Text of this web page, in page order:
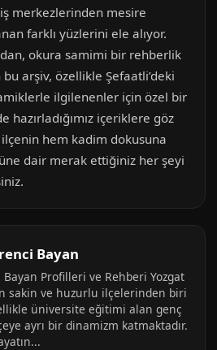
merkezlerinden mesire
farklı yüzlerini ele alıyor.
okura samimi bir rehberlik
arşiv, özellikle Şefaatli’deki
ilgilenenler için özel bir
hazırladığımız içeriklere göz
hem kadim dokusuna
dair merak ettiğiniz her şeyi
Bayan
Profilleri ve Rehberi Yozgat
sakin ve huzurlu ilçelerinden biri
üniversite eğitimi alan genç
ayrı bir dinamizm katmaktadır.